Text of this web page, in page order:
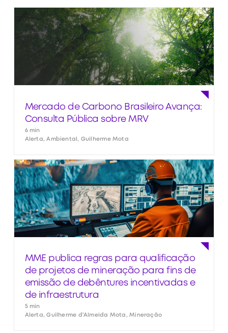
Mercado de Carbono Brasileiro Avança:
Consulta Pública sobre MRV
6 min
Alerta, Ambiental, Guilherme Mota
MME publica regras para qualificação
de projetos de mineração para fins de
emissão de debêntures incentivadas e
de infraestrutura
5 min
Alerta, Guilherme d'Almeida Mota, Mineração